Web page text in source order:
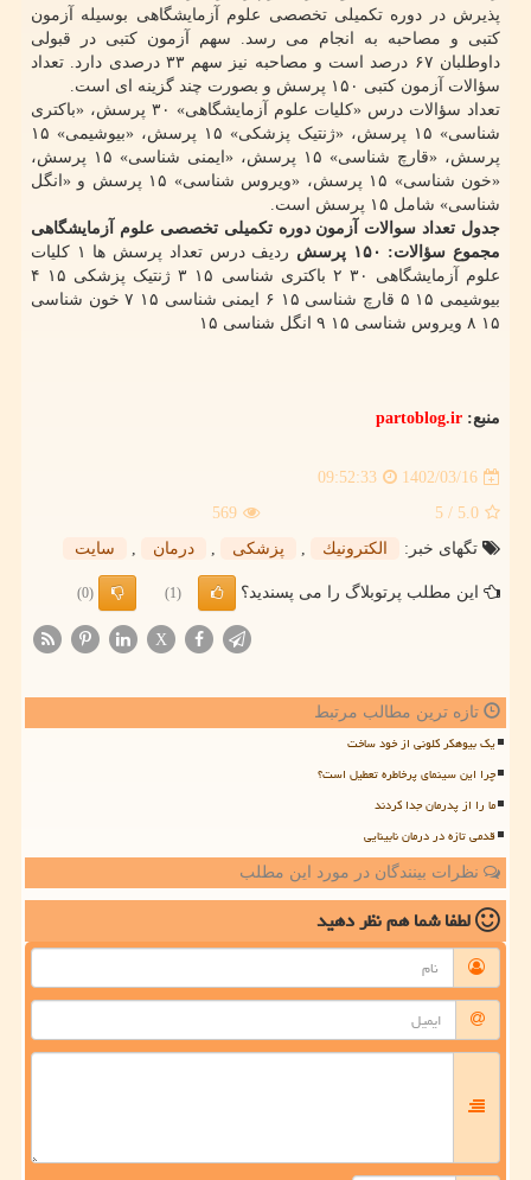
پذیرش در دوره تکمیلی تخصصی علوم آزمایشگاهی بوسیله آزمون
کتبی و مصاحبه به انجام می رسد. سهم آزمون کتبی در قبولی
داوطلبان ۶۷ درصد است و مصاحبه نیز سهم ۳۳ درصدی دارد. تعداد
سؤالات آزمون کتبی ۱۵۰ پرسش و بصورت چند گزینه ای است.
تعداد سؤالات درس «کلیات علوم آزمایشگاهی» ۳۰ پرسش، «باکتری
شناسی» ۱۵ پرسش، «ژنتیک پزشکی» ۱۵ پرسش، «بیوشیمی» ۱۵
پرسش، «قارچ شناسی» ۱۵ پرسش، «ایمنی شناسی» ۱۵ پرسش،
«خون شناسی» ۱۵ پرسش، «ویروس شناسی» ۱۵ پرسش و «انگل
شناسی» شامل ۱۵ پرسش است.
جدول تعداد سوالات آزمون دوره تکمیلی تخصصی علوم آزمایشگاهی
مجموع سؤالات: ۱۵۰ پرسش
ردیف درس تعداد پرسش ها ۱ کلیات
علوم آزمایشگاهی ۳۰ ۲ باکتری شناسی ۱۵ ۳ ژنتیک پزشکی ۱۵ ۴
بیوشیمی ۱۵ ۵ قارچ شناسی ۱۵ ۶ ایمنی شناسی ۱۵ ۷ خون شناسی
۱۵ ۸ ویروس شناسی ۱۵ ۹ انگل شناسی ۱۵
منبع: partoblog.ir
1402/03/16
09:52:33
5.0
/ 5
569
تگهای خبر:
الكترونیك , پزشكی , درمان , سایت
این مطلب پرتوبلاگ را می پسندید؟ (1)
(0)
X
تازه ترین مطالب مرتبط
یک بیوهکر کلونی از خود ساخت
چرا این سینمای پرخاطره تعطیل است؟
ما را از پدرمان جدا کردند
قدمی تازه در درمان نابینایی
نظرات بینندگان در مورد این مطلب
لطفا شما همنظر دهید